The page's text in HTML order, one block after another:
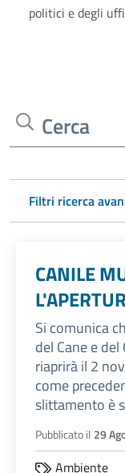
politici e degli
Cerca
Filtri ricerca
CANILE
Si comunica
del Cane e
riaprirà il 2
come
slittamento è
Pubblicato il 29
Ambiente